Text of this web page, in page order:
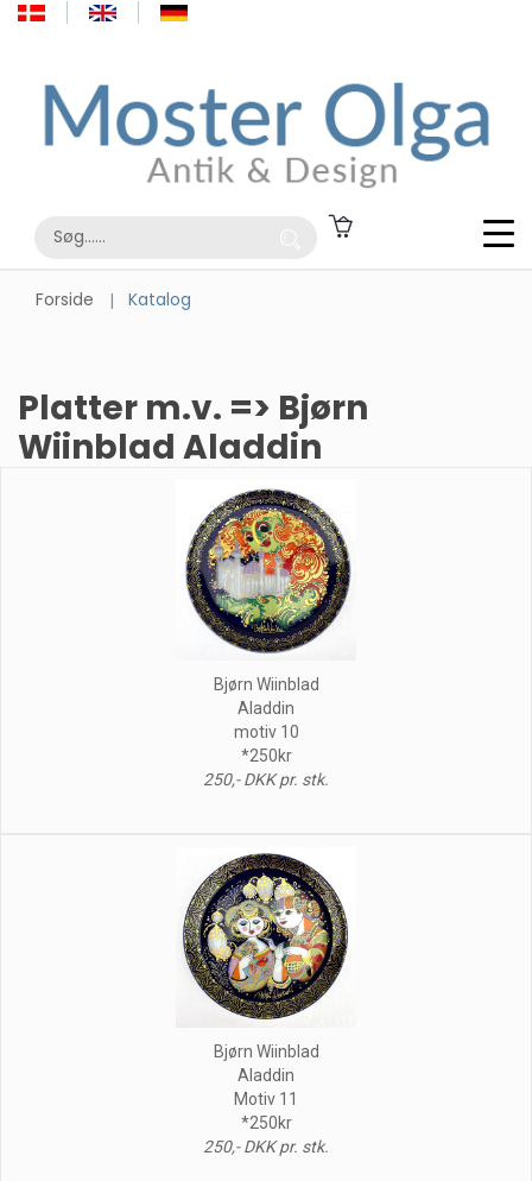
Forside Katalog
Platter m.v. => Bjørn
Wiinblad Aladdin
Bjørn Wiinblad
Aladdin
motiv 10
*250kr
250,- DKK pr. stk.
Bjørn Wiinblad
Aladdin
Motiv 11
*250kr
250,- DKK pr. stk.